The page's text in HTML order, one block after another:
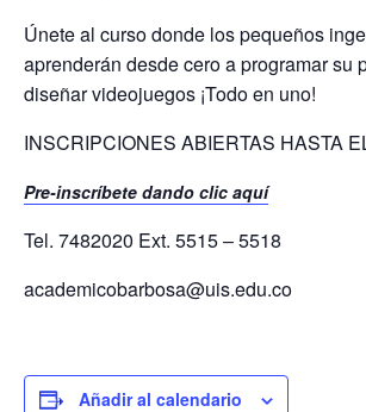
Únete al curso donde los pequeños
aprenderán desde cero a programar su
diseñar videojuegos ¡Todo en uno!
INSCRIPCIONES ABIERTAS HASTA
Pre-inscríbete dando clic aquí
Tel. 7482020 Ext. 5515 – 5518
academicobarbosa@uis.edu.co
Añadir al calendario